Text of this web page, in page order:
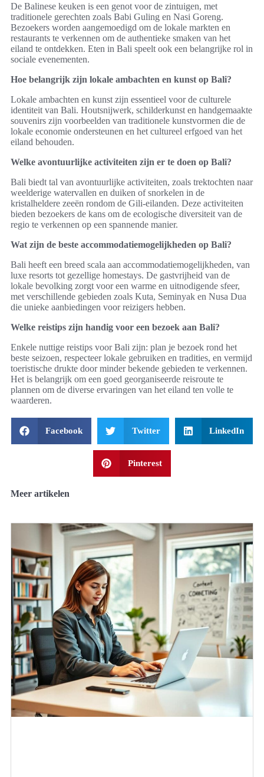
De Balinese keuken is een genot voor de zintuigen, met
traditionele gerechten zoals Babi Guling en Nasi Goreng.
Bezoekers worden aangemoedigd om de lokale markten en
restaurants te verkennen om de authentieke smaken van het
eiland te ontdekken. Eten in Bali speelt ook een belangrijke rol in
sociale evenementen.
Hoe belangrijk zijn lokale ambachten en kunst op Bali?
Lokale ambachten en kunst zijn essentieel voor de culturele
identiteit van Bali. Houtsnijwerk, schilderkunst en handgemaakte
souvenirs zijn voorbeelden van traditionele kunstvormen die de
lokale economie ondersteunen en het cultureel erfgoed van het
eiland behouden.
Welke avontuurlijke activiteiten zijn er te doen op Bali?
Bali biedt tal van avontuurlijke activiteiten, zoals trektochten naar
weelderige watervallen en duiken of snorkelen in de
kristalheldere zeeën rondom de Gili-eilanden. Deze activiteiten
bieden bezoekers de kans om de ecologische diversiteit van de
regio te verkennen op een spannende manier.
Wat zijn de beste accommodatiemogelijkheden op Bali?
Bali heeft een breed scala aan accommodatiemogelijkheden, van
luxe resorts tot gezellige homestays. De gastvrijheid van de
lokale bevolking zorgt voor een warme en uitnodigende sfeer,
met verschillende gebieden zoals Kuta, Seminyak en Nusa Dua
die unieke aanbiedingen voor reizigers hebben.
Welke reistips zijn handig voor een bezoek aan Bali?
Enkele nuttige reistips voor Bali zijn: plan je bezoek rond het
beste seizoen, respecteer lokale gebruiken en tradities, en vermijd
toeristische drukte door minder bekende gebieden te verkennen.
Het is belangrijk om een goed georganiseerde reisroute te
plannen om de diverse ervaringen van het eiland ten volle te
waarderen.
Facebook Twitter LinkedIn
Pinterest
Meer artikelen